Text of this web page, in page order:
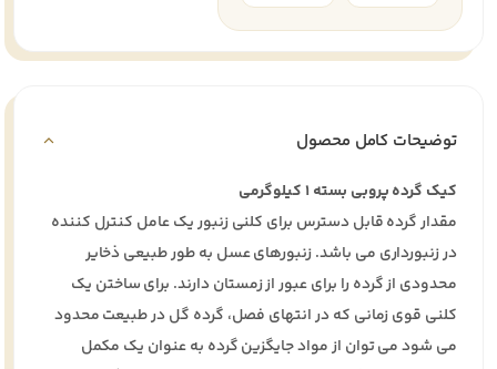
توضیحات کامل محصول
کیک گرده پروبی بسته 1 کیلوگرمی
مقدار گرده قابل دسترس برای کلنی زنبور یک عامل کنترل کننده
در زنبورداری می باشد. زنبورهای عسل به طور طبیعی ذخایر
محدودی از گرده را برای عبور از زمستان دارند. برای ساختن یک
کلنی قوی زمانی که در انتهای فصل، گرده گل در طبیعت محدود
می شود می توان از مواد جایگزین گرده به عنوان یک مکمل